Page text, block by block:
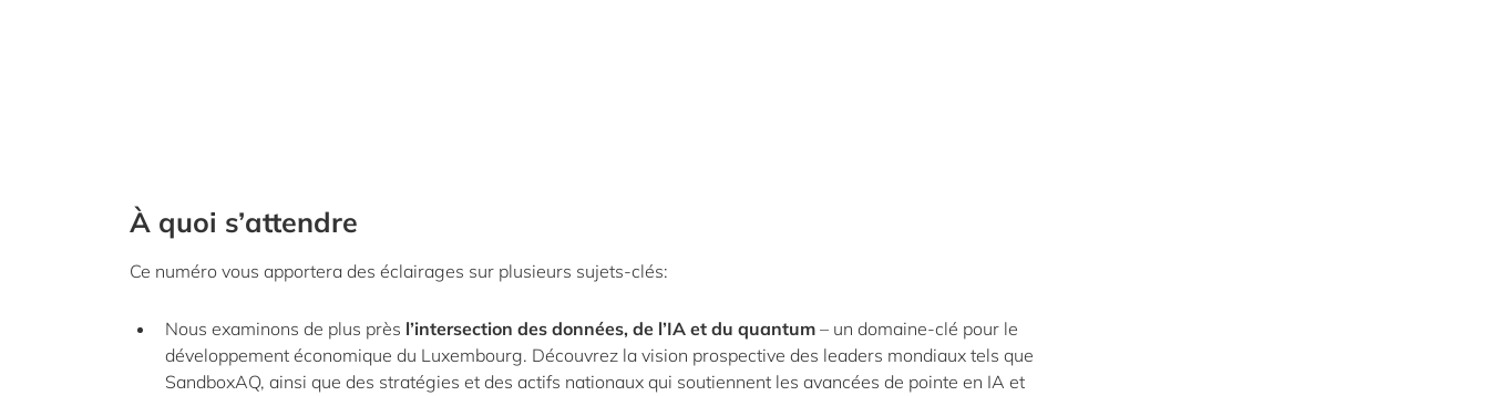
À quoi s’attendre
Ce numéro vous apportera des éclairages sur plusieurs sujets-clés:
Nous examinons de plus près l’intersection des données, de l’IA et du quantum – un domaine-clé pour le
développement économique du Luxembourg. Découvrez la vision prospective des leaders mondiaux tels que
SandboxAQ, ainsi que des stratégies et des actifs nationaux qui soutiennent les avancées de pointe en IA et